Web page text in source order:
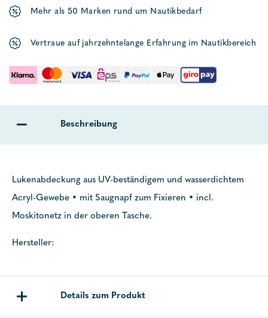
Mehr als 50 Marken rund um Nautikbedarf
Vertraue auf jahrzehntelange Erfahrung im Nautikbereich
Beschreibung
Lukenabdeckung aus UV-beständigem und wasserdichtem
Acryl-Gewebe • mit Saugnapf zum Fixieren • incl.
Moskitonetz in der oberen Tasche.
Hersteller:
Details zum Produkt